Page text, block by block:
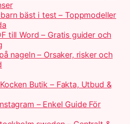
bäst i test – Toppmodeller
till Word – Gratis guider och
nageln – Orsaker, risker och
Butik – Fakta, Utbud &
– Enkel Guide För